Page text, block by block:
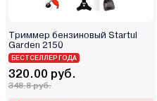
Триммер бензиновый Startul
Garden 2150
БЕСТСЕЛЛЕР ГОДА
320.00 руб.
348.8 руб.